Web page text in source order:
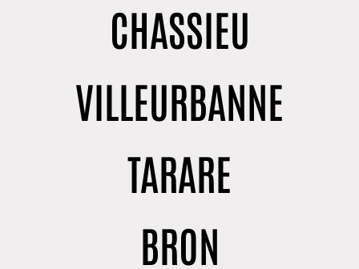
CHASSIEU
VILLEURBANNE
TARARE
BRON